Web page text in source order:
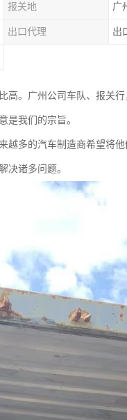
报关地 广
出口代理 出
。广州公司车队、报关
是我们的宗旨。
多的汽车制造商希望将
决诸多问题。